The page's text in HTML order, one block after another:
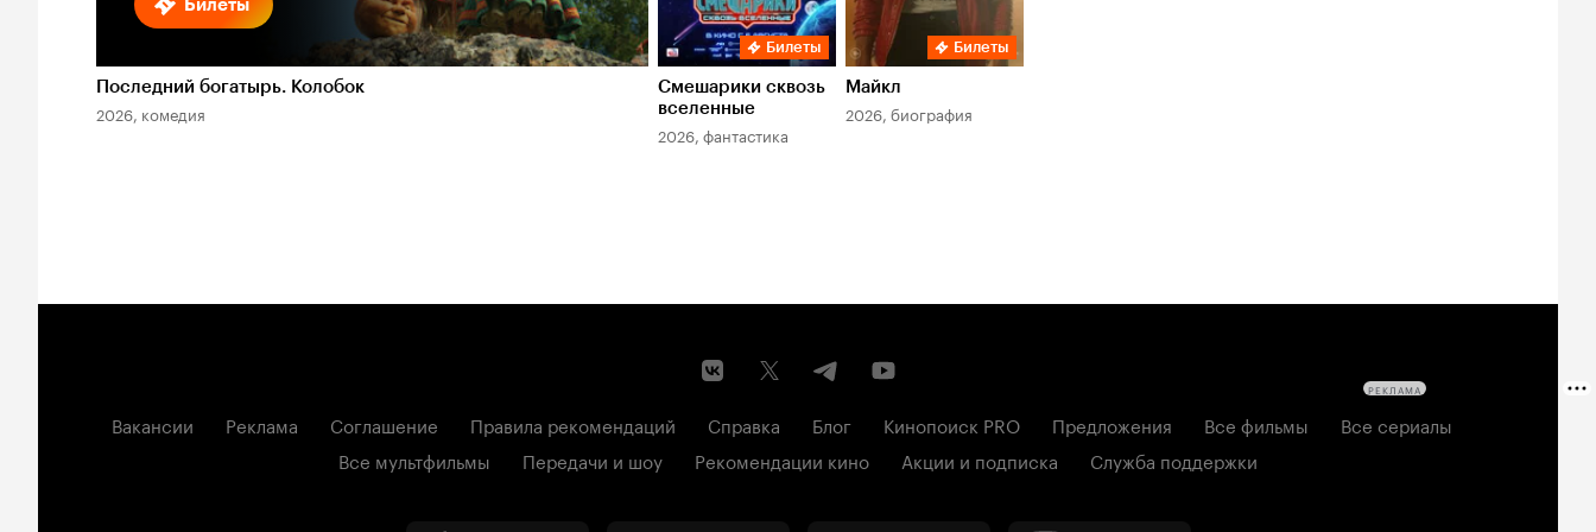
Билеты
Последний богатырь. Колобок
2026, комедия
Билеты
Смешарики сквозь
вселенные
2026, фантастика
Билеты
Майкл
2026, биография
Вакансии Реклама Соглашение Правила рекомендаций Справка Блог Кинопоиск PRO Предложения Все фильмы
Все сериалы
Все мультфильмы
Передачи и шоу Рекомендации кино Акции и подписка Служба поддержки
РЕКЛАМА